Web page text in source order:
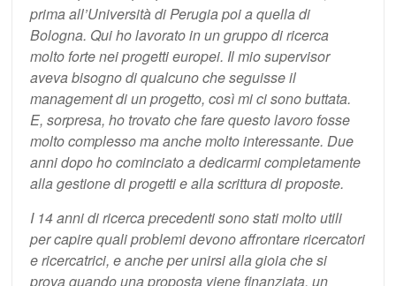
prima all’Università di Perugia poi a quella di
Bologna. Qui ho lavorato in un gruppo di ricerca
molto forte nei progetti europei. Il mio supervisor
aveva bisogno di qualcuno che seguisse il
management di un progetto, così mi ci sono buttata.
E, sorpresa, ho trovato che fare questo lavoro fosse
molto complesso ma anche molto interessante. Due
anni dopo ho cominciato a dedicarmi completamente
alla gestione di progetti e alla scrittura di proposte.
I 14 anni di ricerca precedenti sono stati molto utili
per capire quali problemi devono affrontare ricercatori
e ricercatrici, e anche per unirsi alla gioia che si
prova quando una proposta viene finanziata, un